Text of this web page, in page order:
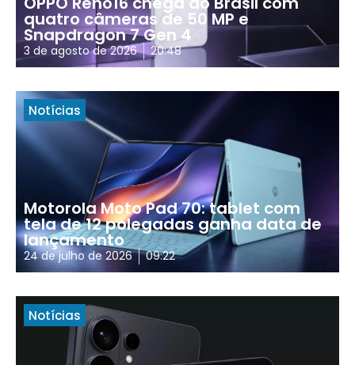
quatro câmeras de 50 MP e
Snapdragon 7 Gen 4
3 de agosto de 2026 20:48
Notícias
Motorola Moto Pad 70: tablet com
tela de 12 polegadas ganha data de
lançamento
24 de julho de 2026 09:22
Notícias